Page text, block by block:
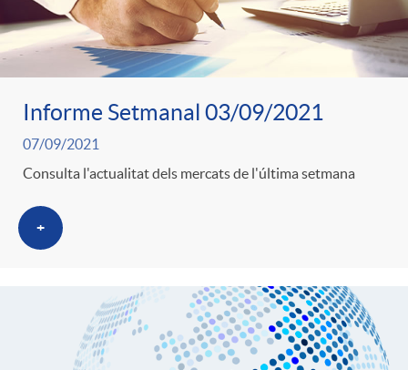
e
c
o
n
o
c
a
F
e
c
o
n
Informe Setmanal 03/09/2021
07/09/2021
Consulta l'actualitat dels mercats de l'última setmana
+